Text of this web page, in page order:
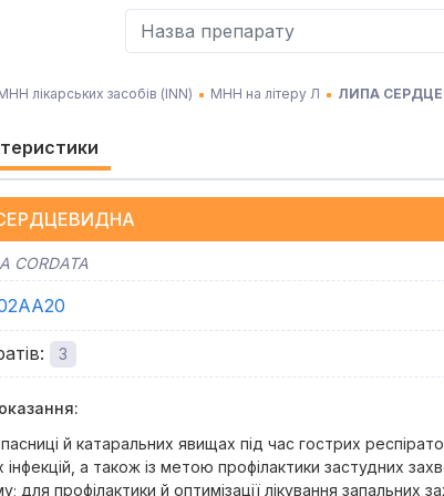
лікарських засобів (INN) МНН на літеру Л ЛИПА
CORDATA
: 3
:
й катаральних явищах під час гострих
інфекцій, а також із метою профілактики застудних
для профілактики й оптимізації лікування запальних